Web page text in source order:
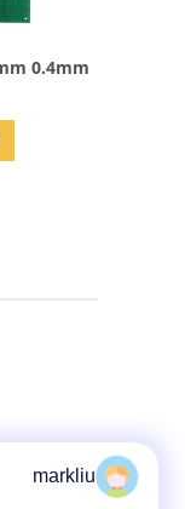
markliu